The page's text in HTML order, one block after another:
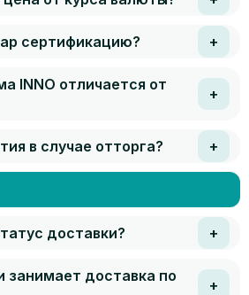
сертификацию?
INNO отличается от
в случае отторга?
доставки?
занимает доставка по